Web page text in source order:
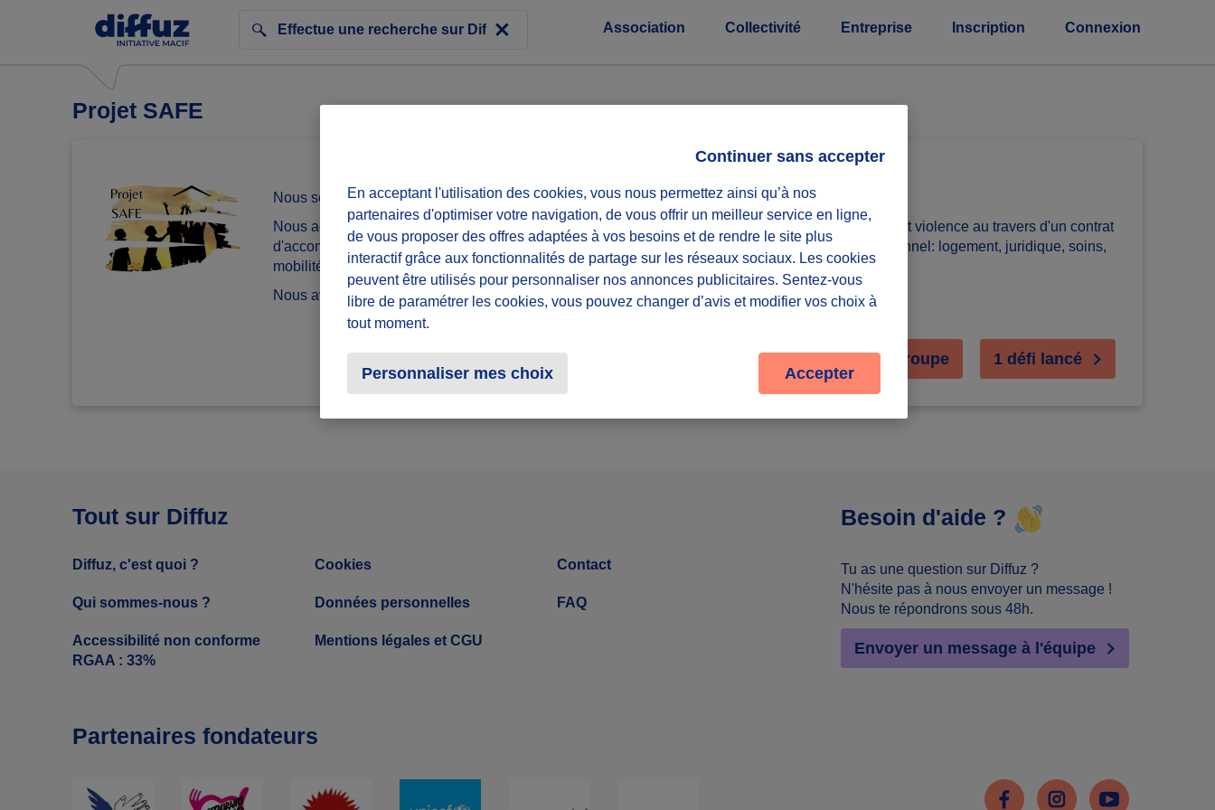
Association Collectivité Entreprise Inscription Connexion
Projet SAFE
Nous sommes une association nationale en démarrage.
Nous accompagnons les familles victimes de violences intra familiales dans leur reconstruction post violence au travers d'un contrat
d'accompagnement global d'une durée de 6 mois à 2 ans. Notre accompagnement est multidirectionnel: logement, juridique, soins,
mobilité, garantie de revenus, contrat de travail.
Nous avons besoin de bénévoles pour engager nos travaux par commissions
Rejoindre le groupe 1 défi lancé
Tout sur Diffuz
Diffuz, c'est quoi ?
Qui sommes-nous ?
Accessibilité non conforme
RGAA : 33%
Cookies
Données personnelles
Mentions légales et CGU
Contact
FAQ
Besoin d'aide ?
Tu as une question sur Diffuz ?
N'hésite pas à nous envoyer un message !
Nous te répondrons sous 48h.
Envoyer un message à l'équipe
Partenaires fondateurs
FacebookInstagramYoutube
En acceptant l'utilisation des cookies, vous nous permettez ainsi qu’à nos
partenaires d'optimiser votre navigation, de vous offrir un meilleur service en ligne,
de vous proposer des offres adaptées à vos besoins et de rendre le site plus
interactif grâce aux fonctionnalités de partage sur les réseaux sociaux. Les cookies
peuvent être utilisés pour personnaliser nos annonces publicitaires. Sentez-vous
libre de paramétrer les cookies, vous pouvez changer d’avis et modifier vos choix à
tout moment.
Personnaliser mes choix
Continuer sans accepter
Accepter